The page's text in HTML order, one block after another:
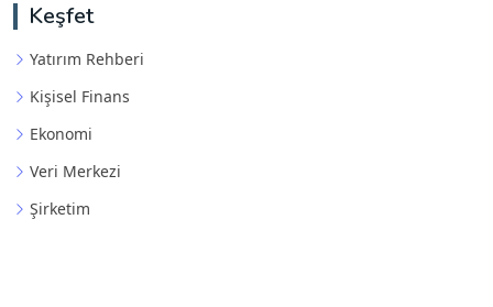
Keşfet
Yatırım Rehberi
Kişisel Finans
Ekonomi
Veri Merkezi
Şirketim